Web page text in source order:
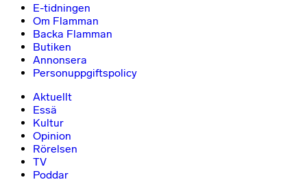
E-tidningen
Om Flamman
Backa Flamman
Butiken
Annonsera
Personuppgiftspolicy
Aktuellt
Essä
Kultur
Opinion
Rörelsen
TV
Poddar